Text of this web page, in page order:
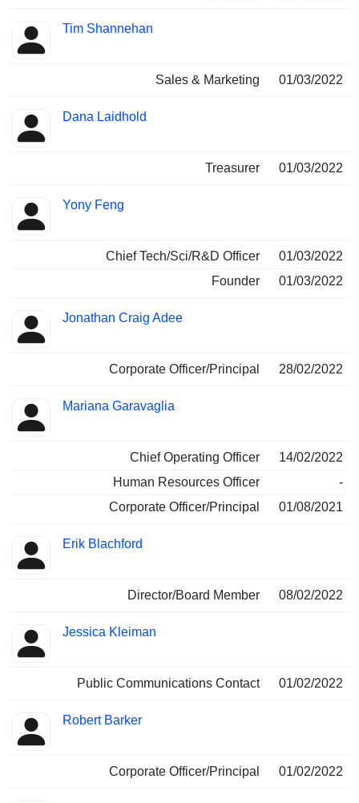
Tim Shannehan
Sales & Marketing 01/03/2022
Dana Laidhold
Treasurer 01/03/2022
Yony Feng
Chief Tech/Sci/R&D Officer
01/03/2022
Founder
01/03/2022
Jonathan Craig Adee
Corporate Officer/Principal 28/02/2022
Mariana Garavaglia
Chief Operating Officer
14/02/2022
Human Resources Officer
-
Corporate Officer/Principal
01/08/2021
Erik Blachford
Director/Board Member 08/02/2022
Jessica Kleiman
Public Communications Contact 01/02/2022
Robert Barker
Corporate Officer/Principal 01/02/2022